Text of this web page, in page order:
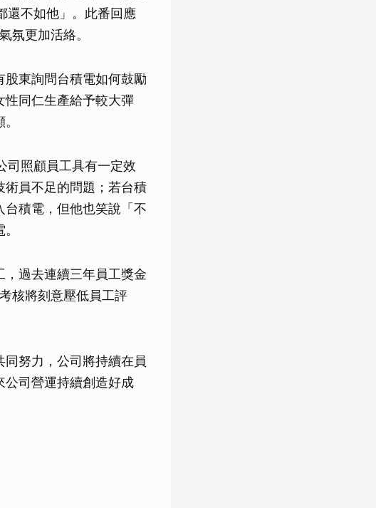
還不如他」。此番回應
氛更加活絡。
東詢問台積電如何鼓勵
性同仁生產給予較大彈
司照顧員工具有一定效
員不足的問題；若台積
積電，但他也笑說「不
過去連續三年員工獎金
核將刻意壓低員工評
努力，公司將持續在員
公司營運持續創造好成